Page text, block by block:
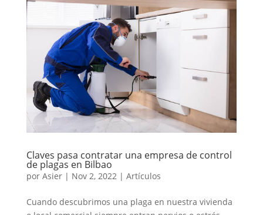
Claves pasa contratar una empresa de control
de plagas en Bilbao
por Asier| Nov 2, 2022 | Artículos
Cuando descubrimos una plaga en nuestra vivienda